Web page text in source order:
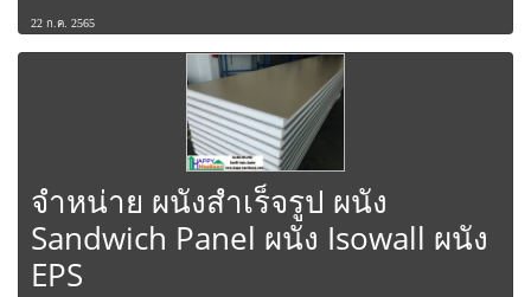
22 ก.ค. 2565
จำหน่าย ผนังสำเร็จรูป ผนัง
Sandwich Panel ผนัง Isowall ผนัง
EPS